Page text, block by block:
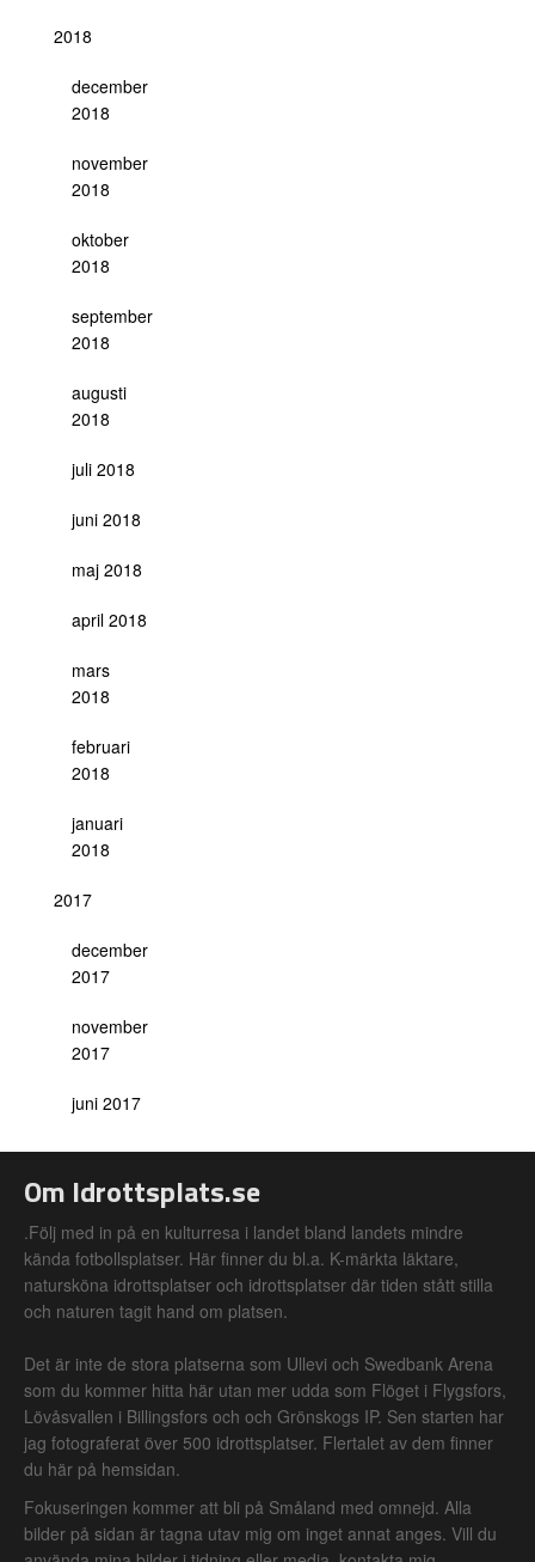
2018
december
2018
november
2018
oktober
2018
september
2018
augusti
2018
juli 2018
juni 2018
maj 2018
april 2018
mars
2018
februari
2018
januari
2018
2017
december
2017
november
2017
juni 2017
Om Idrottsplats.se
.Följ med in på en kulturresa i landet bland landets mindre
kända fotbollsplatser. Här finner du bl.a. K-märkta läktare,
natursköna idrottsplatser och idrottsplatser där tiden stått stilla
och naturen tagit hand om platsen.
Det är inte de stora platserna som Ullevi och Swedbank Arena
som du kommer hitta här utan mer udda som Flöget i Flygsfors,
Lövåsvallen i Billingsfors och och Grönskogs IP. Sen starten har
jag fotograferat över 500 idrottsplatser. Flertalet av dem finner
du här på hemsidan.
Fokuseringen kommer att bli på Småland med omnejd. Alla
bilder på sidan är tagna utav mig om inget annat anges. Vill du